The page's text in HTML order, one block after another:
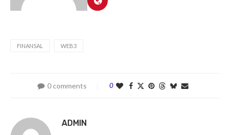
FINANSAL WEB3
0 comments 0
ADMIN